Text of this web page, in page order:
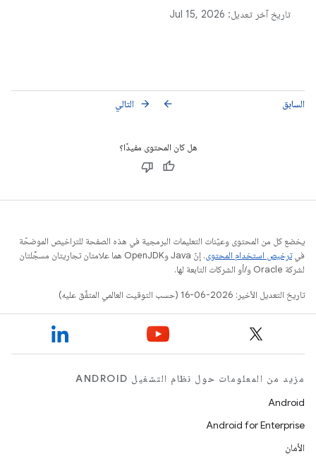
الأداء بدقة.
تاريخ آخر تعديل: Jul 15, 2026
السابق arrow_back التالي arrow_forward
هل كان المحتوى مفيدًا؟
يخضع كل من المحتوى وعيّنات التعليمات البرمجية في هذه الصفحة للتراخيص الموضحّة
فيترخيص استخدام المحتوى
. إنّ Java وOpenJDK هما علامتان تجاريتان مسجَّلتان
لشركة Oracle و/أو الشركات التابعة لها.
تاريخ التعديل الأخير: 2026-06-16 (حسب التوقيت العالمي المتفَّق عليه)
مزيد من المعلومات حول نظام التشغيل ANDROID
Android
Android for Enterprise
الأمان